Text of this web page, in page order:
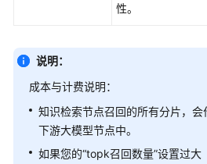
任
务
型
工
作
流
性。
说明：
成本与计费说明：
知识检索节点召回的所有分片，会
下游大模型节点中。
如果您的“topk召回数量”设置过